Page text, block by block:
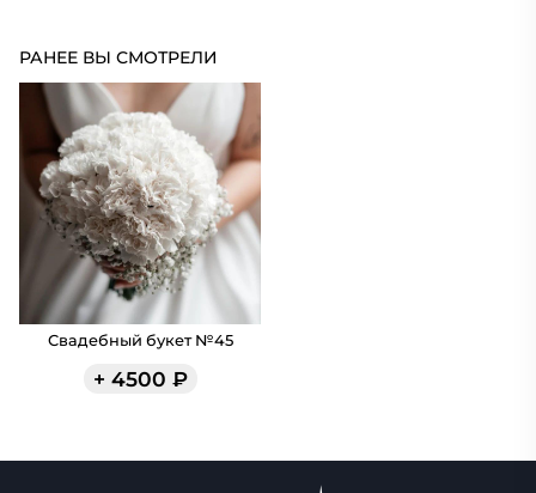
РАНЕЕ ВЫ СМОТРЕЛИ
Свадебный букет №45
+ 4500 ₽